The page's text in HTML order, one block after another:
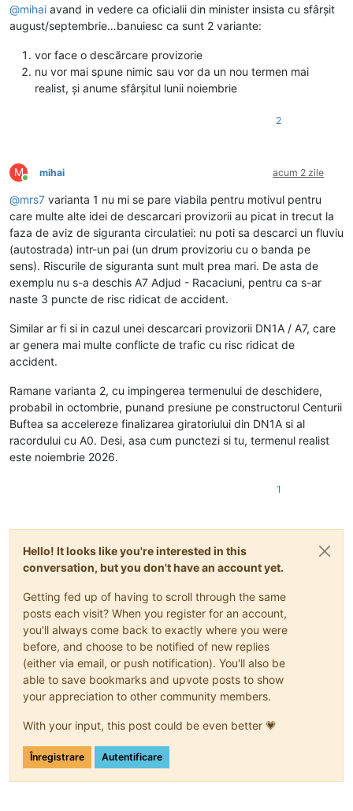
@mihai avand in vedere ca oficialii din minister insista cu sfârșit
august/septembrie…banuiesc ca sunt 2 variante:
vor face o descărcare provizorie
nu vor mai spune nimic sau vor da un nou termen mai
realist, și anume sfârșitul lunii noiembrie
2
M
Conectat
mihai acum 2 zile
@mrs7 varianta 1 nu mi se pare viabila pentru motivul pentru
care multe alte idei de descarcari provizorii au picat in trecut la
faza de aviz de siguranta circulatiei: nu poti sa descarci un fluviu
(autostrada) intr-un pai (un drum provizoriu cu o banda pe
sens). Riscurile de siguranta sunt mult prea mari. De asta de
exemplu nu s-a deschis A7 Adjud - Racaciuni, pentru ca s-ar
naste 3 puncte de risc ridicat de accident.
Similar ar fi si in cazul unei descarcari provizorii DN1A / A7, care
ar genera mai multe conflicte de trafic cu risc ridicat de
accident.
Ramane varianta 2, cu impingerea termenului de deschidere,
probabil in octombrie, punand presiune pe constructorul Centurii
Buftea sa accelereze finalizarea giratoriului din DN1A si al
racordului cu A0. Desi, asa cum punctezi si tu, termenul realist
este noiembrie 2026.
1
Hello! It looks like you're interested in this
conversation, but you don't have an account yet.
Getting fed up of having to scroll through the same
posts each visit? When you register for an account,
you'll always come back to exactly where you were
before, and choose to be notified of new replies
(either via email, or push notification). You'll also be
able to save bookmarks and upvote posts to show
your appreciation to other community members.
With your input, this post could be even better 💗
Înregistrare Autentificare